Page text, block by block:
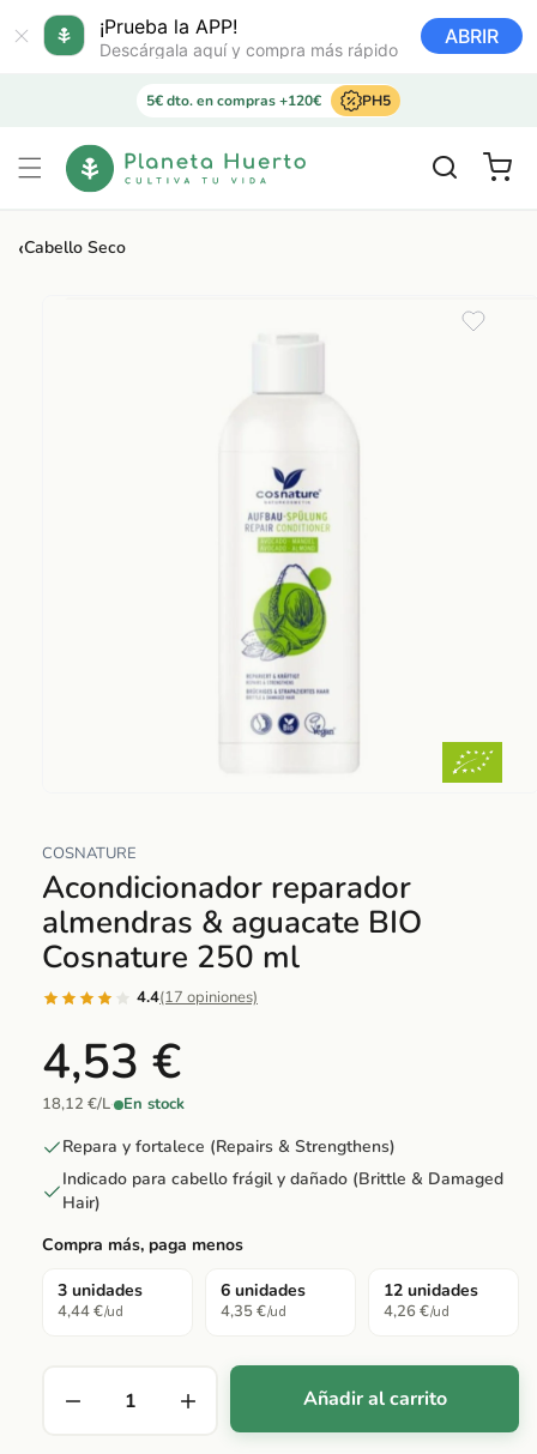
¡Prueba la APP!
Descárgala aquí y compra más rápido
ABRIR
directamente
al contenido
5€ dto. en compras +120€ PH5
Carrito
‹Cabello Seco
multimedia
1
en
una
ventana
modal
COSNATURE
Acondicionador reparador
almendras & aguacate BIO
Cosnature 250 ml
4.4(17 opiniones)
4,53 €
18,12 €/L· En stock
Repara y fortalece (Repairs & Strengthens)
Indicado para cabello frágil y dañado (Brittle & Damaged
Hair)
Compra más, paga menos
3 unidades
4,44 €/ud
6 unidades
4,35 €/ud
12 unidades
4,26 €/ud
Añadir al carrito